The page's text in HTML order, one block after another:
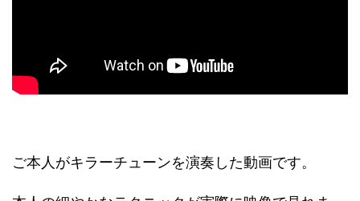
ご本人がキラーチューンを演奏した動画です。